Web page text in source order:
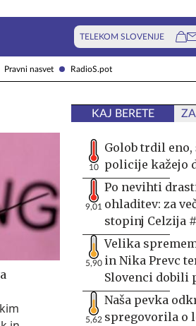
Pravni nasvet RadioS.pot
TELEKOM SLOVENIJE
KAJ BERETE
10
Golob trdil
policije kažejo
9,01
Po nevihti
ohladitev: za
stopinj Celzija
5,90
Velika
in Nika Prevc
Slovenci dobili
5,62
Naša pevka
spregovorila o